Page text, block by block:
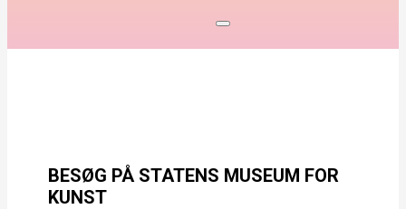
BESØG PÅ STATENS MUSEUM FOR
KUNST